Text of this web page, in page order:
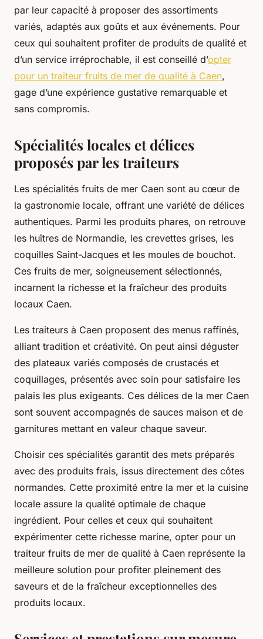
par leur capacité à proposer des assortiments
variés, adaptés aux goûts et aux événements. Pour
ceux qui souhaitent profiter de produits de qualité et
d’un service irréprochable, il est conseillé d’opter
pour un traiteur fruits de mer de qualité à Caen,
gage d’une expérience gustative remarquable et
sans compromis.
Spécialités locales et délices
proposés par les traiteurs
Les spécialités fruits de mer Caen sont au cœur de
la gastronomie locale, offrant une variété de délices
authentiques. Parmi les produits phares, on retrouve
les huîtres de Normandie, les crevettes grises, les
coquilles Saint-Jacques et les moules de bouchot.
Ces fruits de mer, soigneusement sélectionnés,
incarnent la richesse et la fraîcheur des produits
locaux Caen.
Les traiteurs à Caen proposent des menus raffinés,
alliant tradition et créativité. On peut ainsi déguster
des plateaux variés composés de crustacés et
coquillages, présentés avec soin pour satisfaire les
palais les plus exigeants. Ces délices de la mer Caen
sont souvent accompagnés de sauces maison et de
garnitures mettant en valeur chaque saveur.
Choisir ces spécialités garantit des mets préparés
avec des produits frais, issus directement des côtes
normandes. Cette proximité entre la mer et la cuisine
locale assure la qualité optimale de chaque
ingrédient. Pour celles et ceux qui souhaitent
expérimenter cette richesse marine, opter pour un
traiteur fruits de mer de qualité à Caen représente la
meilleure solution pour profiter pleinement des
saveurs et de la fraîcheur exceptionnelles des
produits locaux.